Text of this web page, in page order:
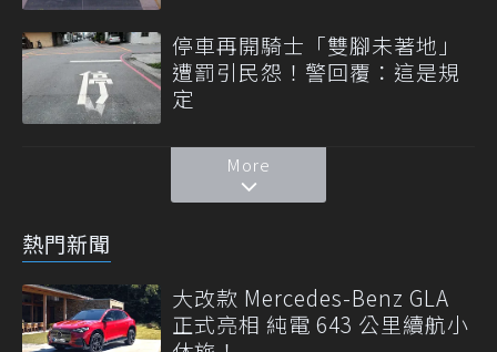
停車再開騎士「雙腳未著地」
遭罰引民怨！警回覆：這是規
定
More
熱門新聞
大改款 Mercedes-Benz GLA
正式亮相 純電 643 公里續航小